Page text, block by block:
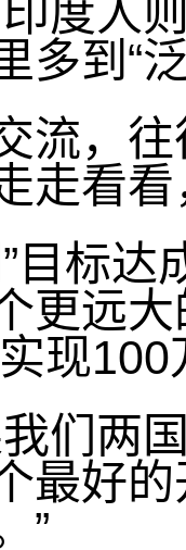
度人
多到“
流，
走看看
目标
更远
现
们两
最好
”